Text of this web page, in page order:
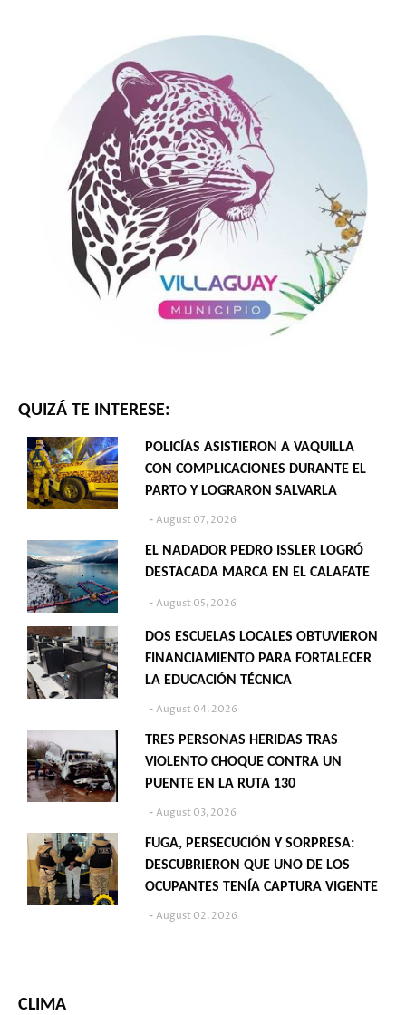
QUIZÁ TE INTERESE:
POLICÍAS ASISTIERON A VAQUILLA
CON COMPLICACIONES DURANTE EL
PARTO Y LOGRARON SALVARLA
August 07, 2026
EL NADADOR PEDRO ISSLER LOGRÓ
DESTACADA MARCA EN EL CALAFATE
August 05, 2026
DOS ESCUELAS LOCALES OBTUVIERON
FINANCIAMIENTO PARA FORTALECER
LA EDUCACIÓN TÉCNICA
August 04, 2026
TRES PERSONAS HERIDAS TRAS
VIOLENTO CHOQUE CONTRA UN
PUENTE EN LA RUTA 130
August 03, 2026
FUGA, PERSECUCIÓN Y SORPRESA:
DESCUBRIERON QUE UNO DE LOS
OCUPANTES TENÍA CAPTURA VIGENTE
August 02, 2026
CLIMA